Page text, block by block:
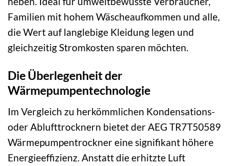
Familien mit hohem Wäscheaufkommen und alle,
die Wert auf langlebige Kleidung legen und
gleichzeitig Stromkosten sparen möchten.
Die Überlegenheit der
Wärmepumpentechnologie
Im Vergleich zu herkömmlichen Kondensations-
oder Ablufttrocknern bietet der AEG TR7T50589
Wärmepumpentrockner eine signifikant höhere
Energieeffizienz. Anstatt die erhitzte Luft